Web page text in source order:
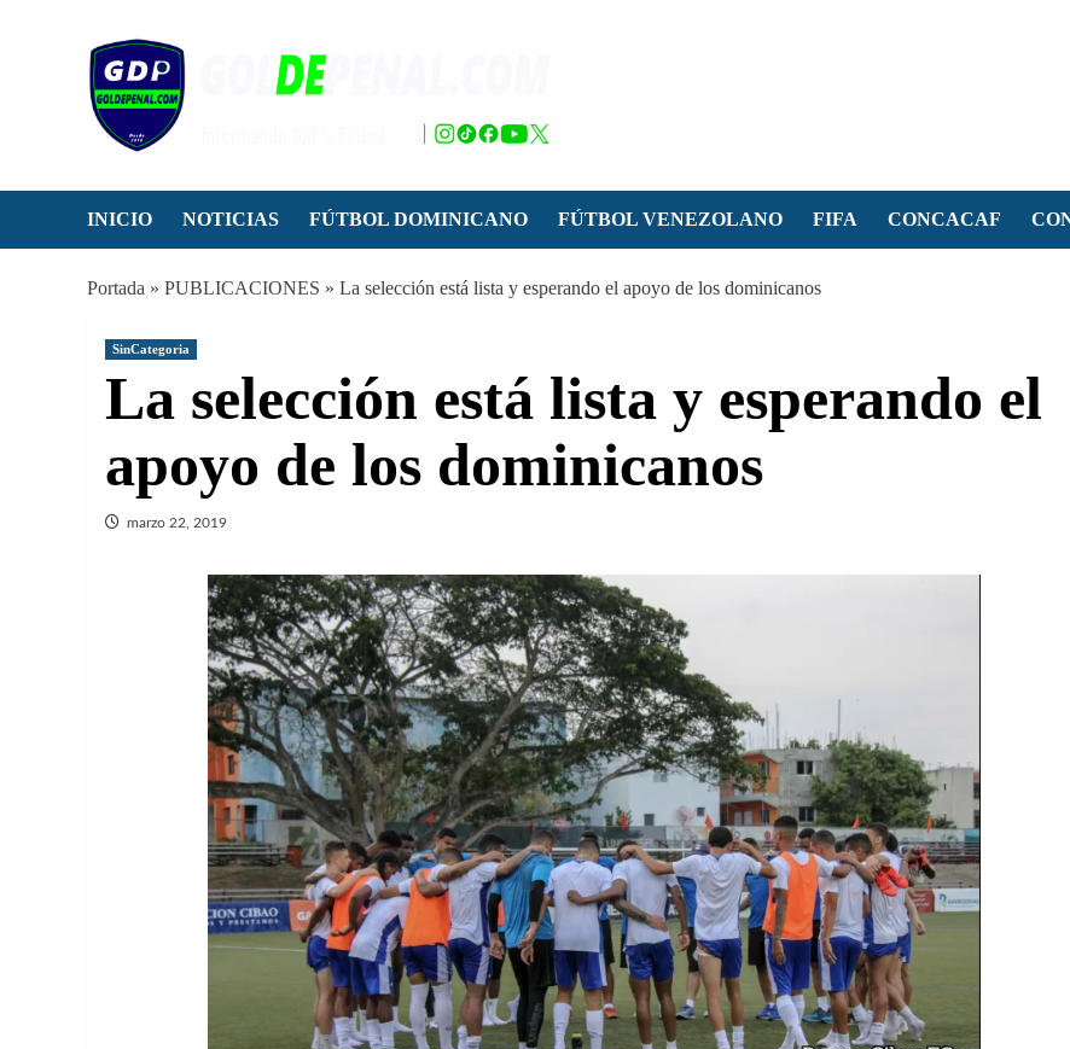
INICIO NOTICIAS FÚTBOL DOMINICANO FÚTBOL VENEZOLANO FIFA CONCACAF
Portada » PUBLICACIONES » La selección está lista y esperando el apoyo de los dominicanos
SinCategoria
La selección está lista y esperando el
apoyo de los dominicanos
marzo 22, 2019